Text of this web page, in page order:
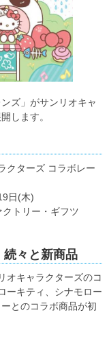
ズ」がサンリオキャ
します。
クターズ コラボレー
日(木)
トリー・ギフツ
続々と新商品
オキャラクターズのコ
ーキティ、シナモロー
とのコラボ商品が初